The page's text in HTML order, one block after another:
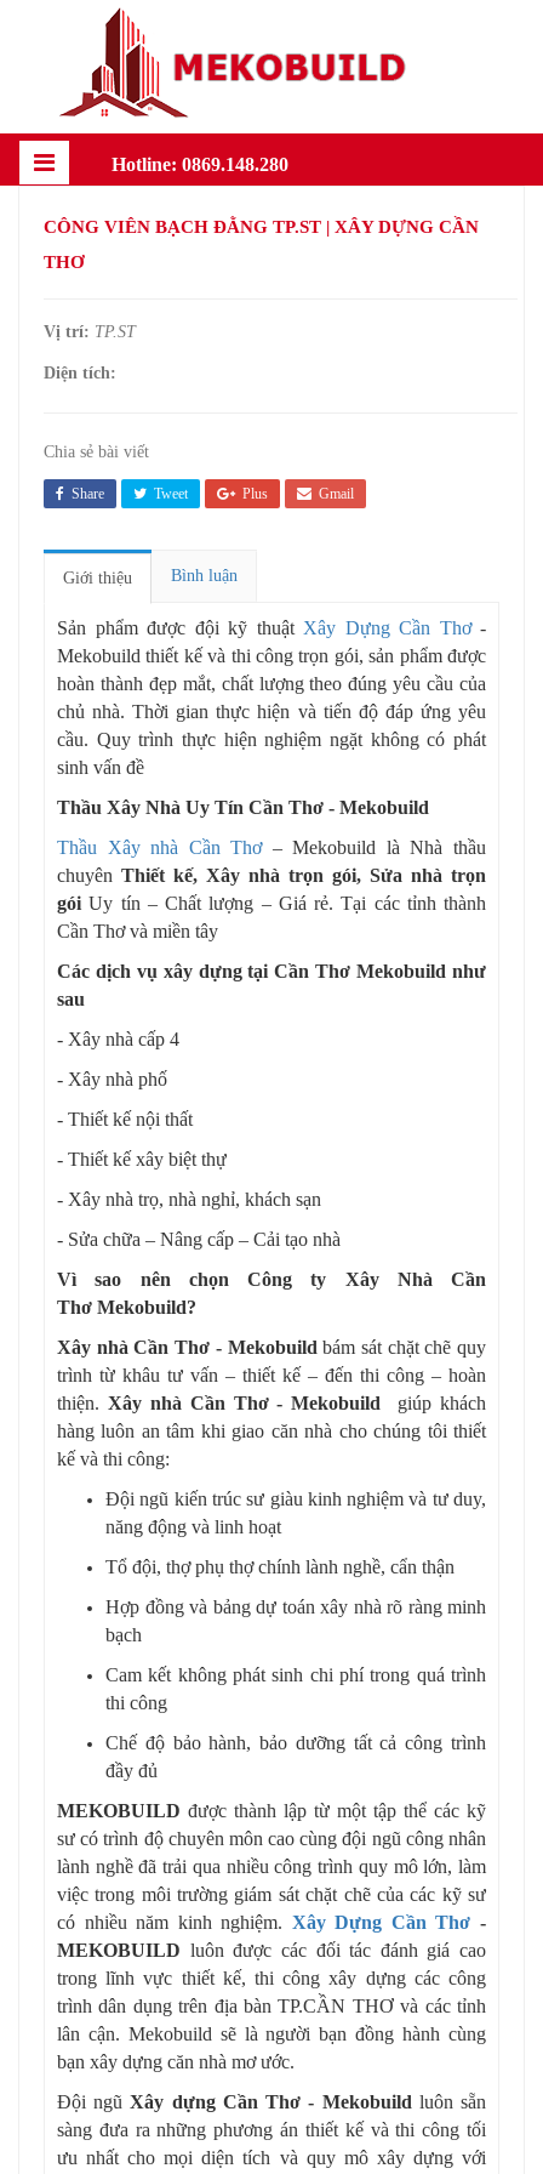
Hotline: 0869.148.280
CÔNG VIÊN BẠCH ĐẰNG TP.ST | XÂY DỰNG CẦN
THƠ
Vị trí: TP.ST
Diện tích:
Chia sẻ bài viết
Share Tweet Plus Gmail
Giới thiệu Bình luận
Sản phẩm được đội kỹ thuật Xây Dựng Cần Thơ-
Mekobuild thiết kế và thi công trọn gói, sản phẩm được
hoàn thành đẹp mắt, chất lượng theo đúng yêu cầu của
chủ nhà. Thời gian thực hiện và tiến độ đáp ứng yêu
cầu. Quy trình thực hiện nghiệm ngặt không có phát
sinh vấn đề
Thầu Xây Nhà Uy Tín Cần Thơ - Mekobuild
Thầu Xây nhà Cần Thơ– Mekobuild là Nhà thầu
chuyên Thiết kế, Xây nhà trọn gói, Sửa nhà trọn
gói Uy tín – Chất lượng – Giá rẻ. Tại các tỉnh thành
Cần Thơ và miền tây
Các dịch vụ xây dựng tại Cần Thơ Mekobuild như
sau
- Xây nhà cấp 4
- Xây nhà phố
- Thiết kế nội thất
- Thiết kế xây biệt thự
- Xây nhà trọ, nhà nghỉ, khách sạn
- Sửa chữa – Nâng cấp – Cải tạo nhà
Vì sao nên chọn Công ty Xây Nhà Cần
Thơ Mekobuild?
Xây nhà Cần Thơ - Mekobuild bám sát chặt chẽ quy
trình từ khâu tư vấn – thiết kế – đến thi công – hoàn
thiện. Xây nhà Cần Thơ - Mekobuild giúp khách
hàng luôn an tâm khi giao căn nhà cho chúng tôi thiết
kế và thi công:
Đội ngũ kiến trúc sư giàu kinh nghiệm và tư duy,
năng động và linh hoạt
Tổ đội, thợ phụ thợ chính lành nghề, cẩn thận
Hợp đồng và bảng dự toán xây nhà rõ ràng minh
bạch
Cam kết không phát sinh chi phí trong quá trình
thi công
Chế độ bảo hành, bảo dưỡng tất cả công trình
đầy đủ
MEKOBUILD được thành lập từ một tập thể các kỹ
sư có trình độ chuyên môn cao cùng đội ngũ công nhân
lành nghề đã trải qua nhiều công trình quy mô lớn, làm
việc trong môi trường giám sát chặt chẽ của các kỹ sư
có nhiều năm kinh nghiệm. Xây Dựng Cần Thơ -
MEKOBUILD luôn được các đối tác đánh giá cao
trong lĩnh vực thiết kế, thi công xây dựng các công
trình dân dụng trên địa bàn TP.CẦN THƠ và các tỉnh
lân cận. Mekobuild sẽ là người bạn đồng hành cùng
bạn xây dựng căn nhà mơ ước.
Đội ngũXây dựng Cần Thơ - Mekobuild luôn sẵn
sàng đưa ra những phương án thiết kế và thi công tối
ưu nhất cho mọi diện tích và quy mô xây dựng với